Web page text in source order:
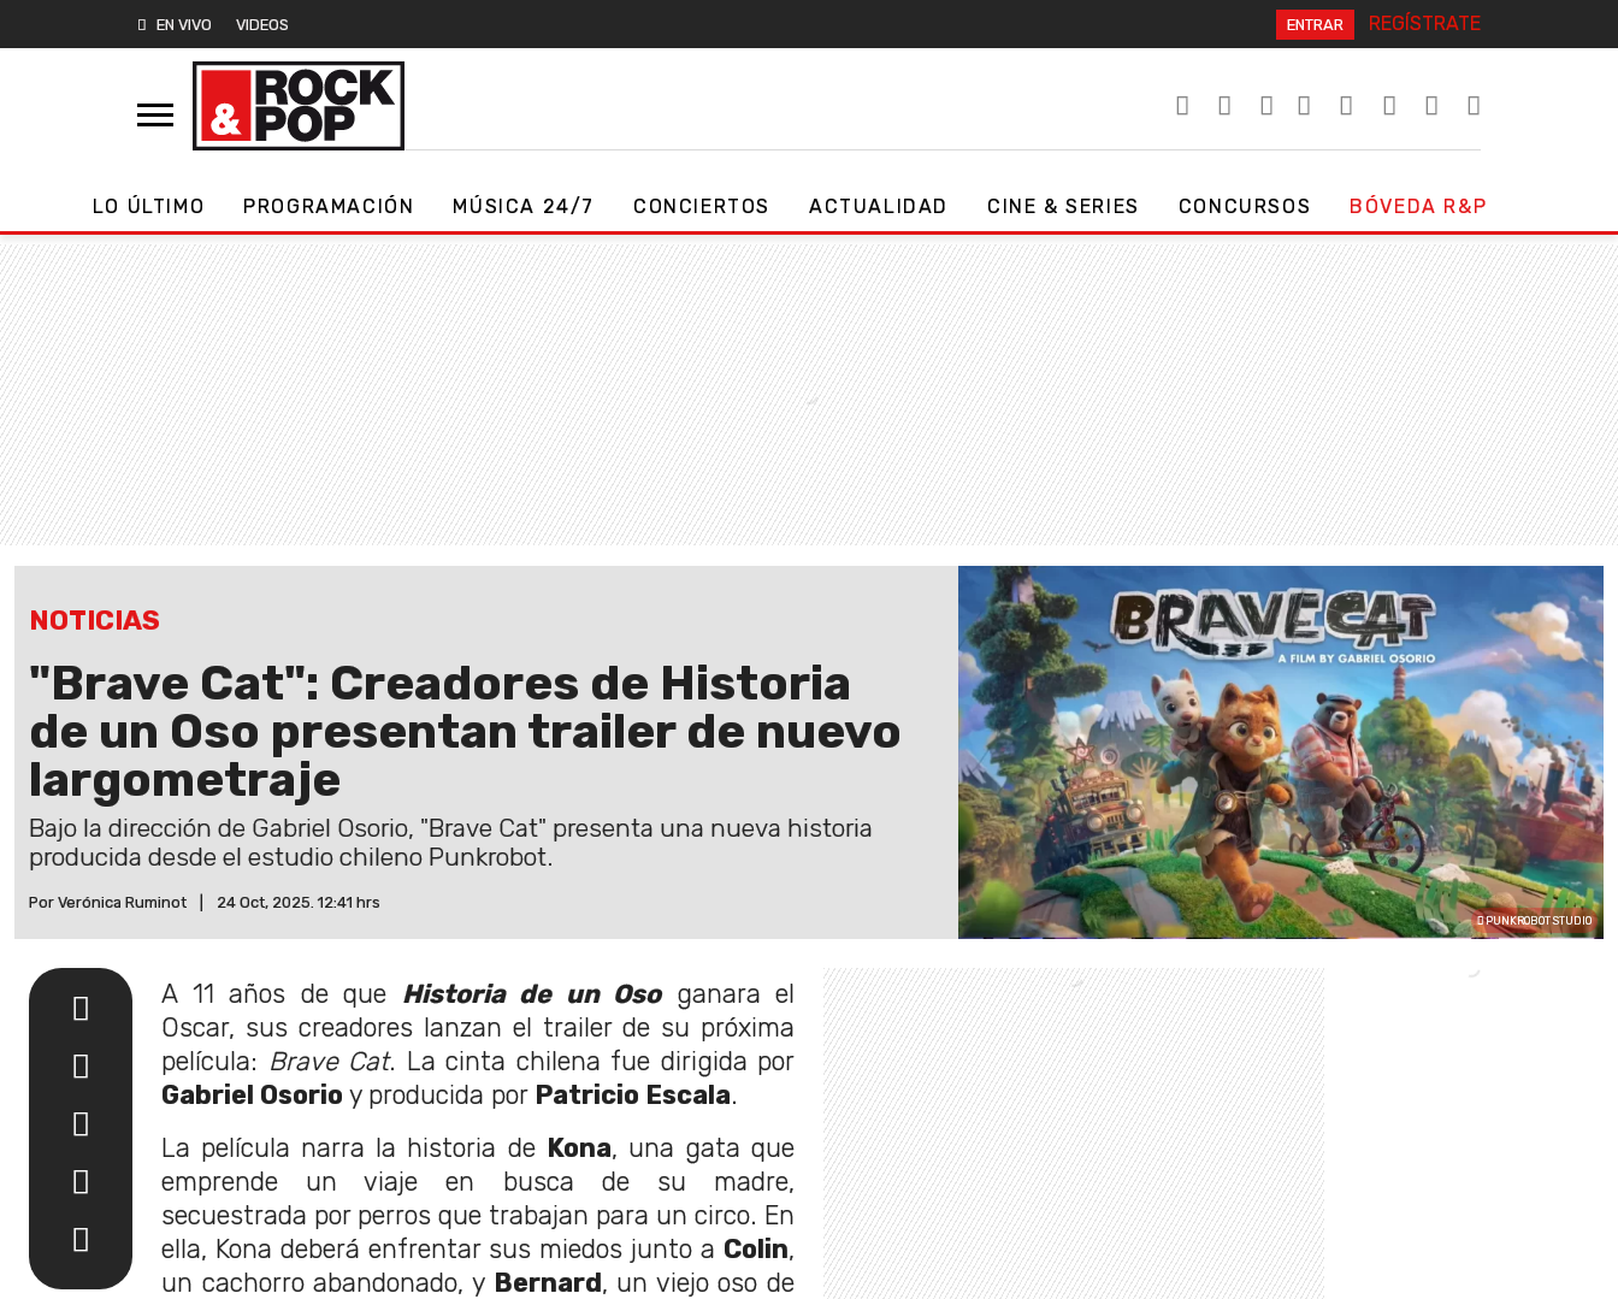
EN VIVO VIDEOS ENTRAR REGÍSTRATE
LO ÚLTIMO PROGRAMACIÓN MÚSICA 24/7 CONCIERTOS ACTUALIDAD CINE & SERIES CONCURSOS BÓVEDA R&P
NOTICIAS
"Brave Cat": Creadores de Historia
de un Oso presentan trailer de nuevo
largometraje
Bajo la dirección de Gabriel Osorio, "Brave Cat" presenta una nueva historia
producida desde el estudio chileno Punkrobot.
Por Verónica Ruminot 24 Oct, 2025. 12:41 hrs
PUNKROBOT STUDIO
A 11 años de que Historia de un Osoganara el
Oscar, sus creadores lanzan el trailer de su próxima
película: Brave Cat. La cinta chilena fue dirigida por
Gabriel Osorio y producida por Patricio Escala.
La película narra la historia de Kona, una gata que
emprende un viaje en busca de su madre,
secuestrada por perros que trabajan para un circo. En
ella, Kona deberá enfrentar sus miedos junto a Colin,
un cachorro abandonado, y Bernard, un viejo oso de